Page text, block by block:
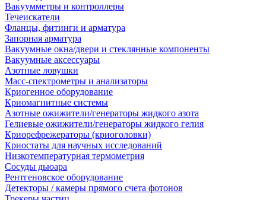
Вакуумметры и контроллеры
Течеискатели
Фланцы, фитинги и арматура
Запорная арматура
Вакуумные окна/двери и стеклянные компоненты
Вакуумные аксессуары
Азотные ловушки
Масс-спектрометры и анализаторы
Криогенное оборудование
Криомагнитные системы
Азотные ожижители/генераторы жидкого азота
Гелиевые ожижители/генераторы жидкого гелия
Криорефрежераторы (криоголовки)
Криостаты для научных исследований
Низкотемпературная термометрия
Сосуды дьюара
Рентгеновское оборудование
Детекторы / камеры прямого счета фотонов